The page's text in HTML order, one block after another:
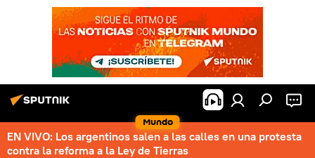
Mundo
EN VIVO: Los argentinos salen a las calles en una protesta
contra la reforma a la Ley de Tierras